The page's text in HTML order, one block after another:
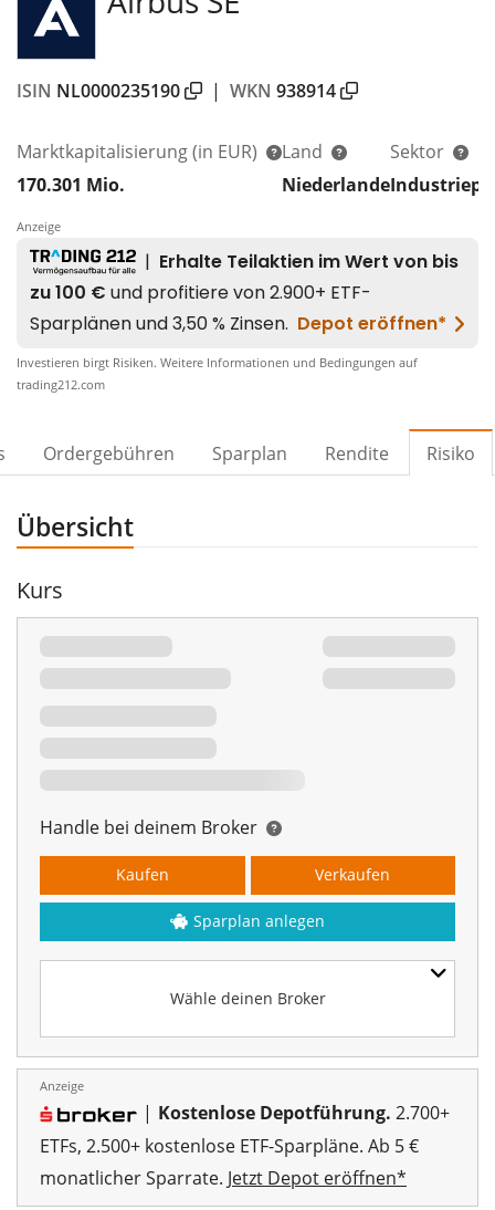
ISIN NL0000235190 | WKN 938914
Marktkapitalisierung(in EUR)
170.301 Mio.
Land
Niederlande
Sektor
Anzeige
Investieren birgt Risiken. Weitere Informationen und Bedingungen auf
trading212.com
Ordergebühren Sparplan Rendite Risiko
Übersicht
Kurs
Handle bei deinem Broker
Wähle deinen Broker
Kaufen Verkaufen
Sparplan anlegen
Anzeige
| Kostenlose Depotführung. 2.700+
ETFs, 2.500+ kostenlose ETF-Sparpläne. Ab 5 €
monatlicher Sparrate. Jetzt Depot eröffnen*